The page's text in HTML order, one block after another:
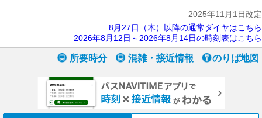
2025年11月1日改定
8月27日（木）以降の通常ダイヤはこちら
2026年8月12日～2026年8月14日の時刻表はこちら
所要時分 混雑・接近情報 のりば地図